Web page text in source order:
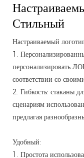
Стильный
Настраиваемый
1.
персонализировать
соответствии со
2. Гибкость: стаканы
сценариям
предлагая
Удобный:
1. Простота